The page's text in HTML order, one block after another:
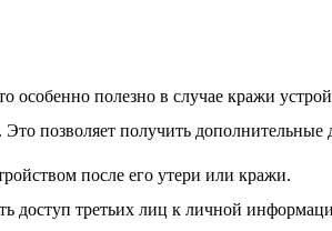
полезно в случае кражи
позволяет получить дополнительные
после его утери или кражи.
доступ третьих лиц к личной